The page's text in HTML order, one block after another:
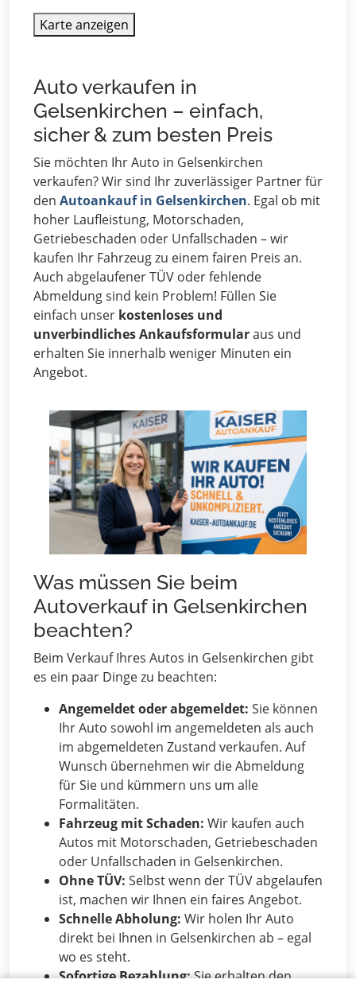
Karte anzeigen
Auto verkaufen in
Gelsenkirchen – einfach,
sicher & zum besten Preis
Sie möchten Ihr Auto in Gelsenkirchen
verkaufen? Wir sind Ihr zuverlässiger Partner für
den Autoankauf in Gelsenkirchen. Egal ob mit
hoher Laufleistung, Motorschaden,
Getriebeschaden oder Unfallschaden – wir
kaufen Ihr Fahrzeug zu einem fairen Preis an.
Auch abgelaufener TÜV oder fehlende
Abmeldung sind kein Problem! Füllen Sie
einfach unser kostenloses und
unverbindliches Ankaufsformularaus und
erhalten Sie innerhalb weniger Minuten ein
Angebot.
Was müssen Sie beim
Autoverkauf in Gelsenkirchen
beachten?
Beim Verkauf Ihres Autos in Gelsenkirchen gibt
es ein paar Dinge zu beachten:
Angemeldet oder abgemeldet: Sie können
Ihr Auto sowohl im angemeldeten als auch
im abgemeldeten Zustand verkaufen. Auf
Wunsch übernehmen wir die Abmeldung
für Sie und kümmern uns um alle
Formalitäten.
Fahrzeug mit Schaden: Wir kaufen auch
Autos mit Motorschaden, Getriebeschaden
oder Unfallschaden in Gelsenkirchen.
Ohne TÜV: Selbst wenn der TÜV abgelaufen
ist, machen wir Ihnen ein faires Angebot.
Schnelle Abholung: Wir holen Ihr Auto
direkt bei Ihnen in Gelsenkirchen ab – egal
wo es steht.
Sofortige Bezahlung:Sie erhalten den